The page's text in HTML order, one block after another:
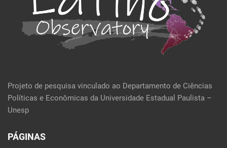
Projeto de pesquisa vinculado ao Departamento de Ciências
Políticas e Econômicas da Universidade Estadual Paulista –
Unesp
PÁGINAS